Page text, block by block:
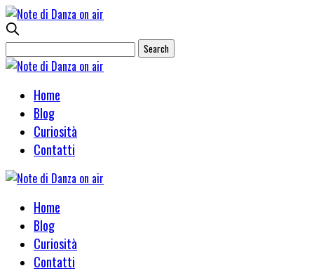
Home
Blog
Curiosità
Contatti
Home
Blog
Curiosità
Contatti